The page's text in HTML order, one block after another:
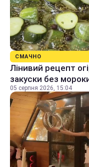
СМАЧНО
Лінивий рецепт
закуски без
05 серпня 2026, 15:04